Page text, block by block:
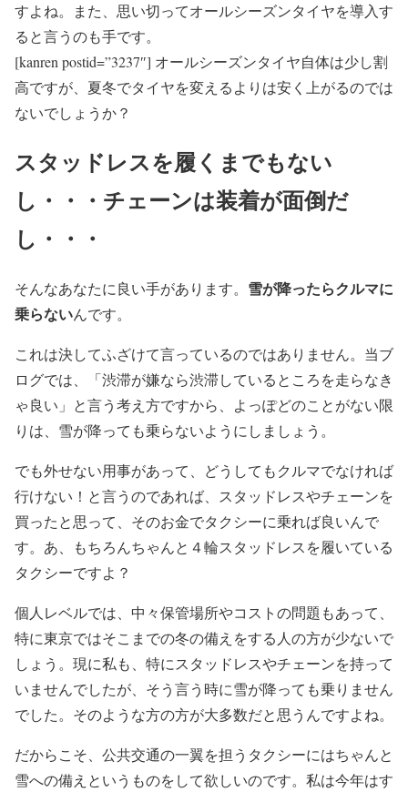
すよね。また、思い切ってオールシーズンタイヤを導入す
ると言うのも手です。
[kanren postid=”3237″] オールシーズンタイヤ自体は少し割
高ですが、夏冬でタイヤを変えるよりは安く上がるのでは
ないでしょうか？
スタッドレスを履くまでもない
し・・・チェーンは装着が面倒だ
し・・・
そんなあなたに良い手があります。 雪が降ったらクルマに
乗らないんです。
これは決してふざけて言っているのではありません。当ブ
ログでは、「渋滞が嫌なら渋滞しているところを走らなき
ゃ良い」と言う考え方ですから、よっぽどのことがない限
りは、雪が降っても乗らないようにしましょう。
でも外せない用事があって、どうしてもクルマでなければ
行けない！と言うのであれば、スタッドレスやチェーンを
買ったと思って、そのお金でタクシーに乗れば良いんで
す。あ、もちろんちゃんと４輪スタッドレスを履いている
タクシーですよ？
個人レベルでは、中々保管場所やコストの問題もあって、
特に東京ではそこまでの冬の備えをする人の方が少ないで
しょう。現に私も、特にスタッドレスやチェーンを持って
いませんでしたが、そう言う時に雪が降っても乗りません
でした。そのような方の方が大多数だと思うんですよね。
だからこそ、公共交通の一翼を担うタクシーにはちゃんと
雪への備えというものをして欲しいのです。私は今年はす